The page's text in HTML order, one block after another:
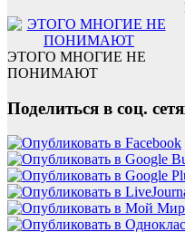
ЭТОГО МНОГИЕ НЕ
ПОНИМАЮТ
Поделиться в соц.